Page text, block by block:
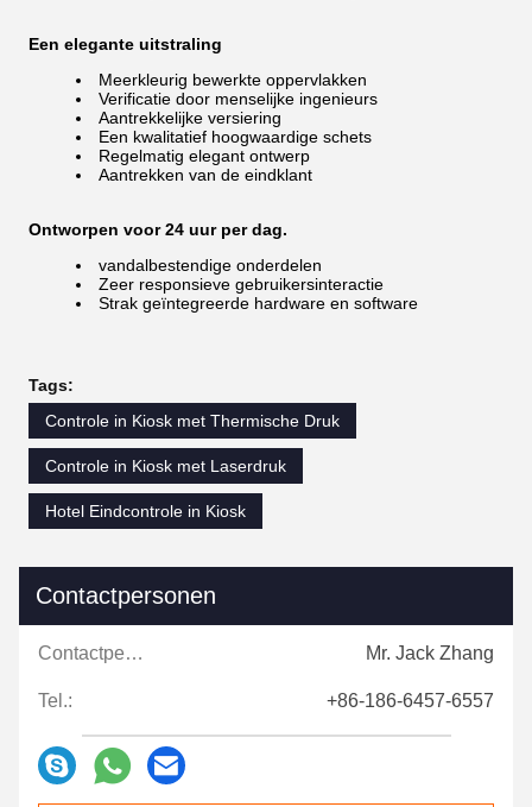
Een elegante uitstraling
Meerkleurig bewerkte oppervlakken
Verificatie door menselijke ingenieurs
Aantrekkelijke versiering
Een kwalitatief hoogwaardige schets
Regelmatig elegant ontwerp
Aantrekken van de eindklant
Ontworpen voor 24 uur per dag.
vandalbestendige onderdelen
Zeer responsieve gebruikersinteractie
Strak geïntegreerde hardware en software
Tags:
Controle in Kiosk met Thermische Druk
Controle in Kiosk met Laserdruk
Hotel Eindcontrole in Kiosk
Contactpersonen
Contactpersonen: Mr. Jack Zhang
Tel.: +86-186-6457-6557